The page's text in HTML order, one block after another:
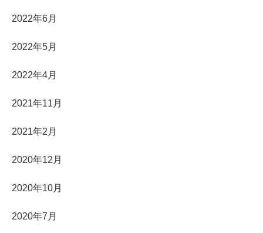
2022年6月
2022年5月
2022年4月
2021年11月
2021年2月
2020年12月
2020年10月
2020年7月